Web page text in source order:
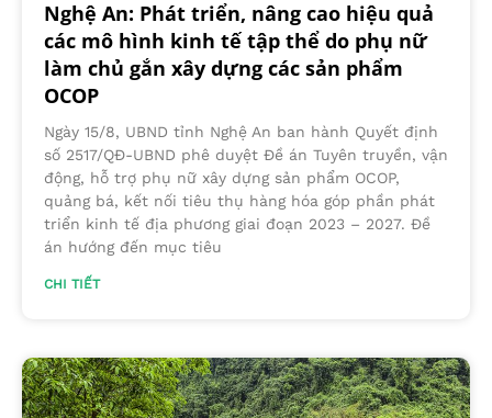
Nghệ An: Phát triển, nâng cao hiệu quả
các mô hình kinh tế tập thể do phụ nữ
làm chủ gắn xây dựng các sản phẩm
OCOP
Ngày 15/8, UBND tỉnh Nghệ An ban hành Quyết định
số 2517/QĐ-UBND phê duyệt Đề án Tuyên truyền, vận
động, hỗ trợ phụ nữ xây dựng sản phẩm OCOP,
quảng bá, kết nối tiêu thụ hàng hóa góp phần phát
triển kinh tế địa phương giai đoạn 2023 – 2027. Đề
án hướng đến mục tiêu
CHI TIẾT